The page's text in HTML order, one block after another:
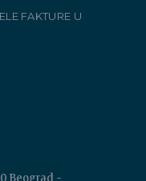
FAKTURE U